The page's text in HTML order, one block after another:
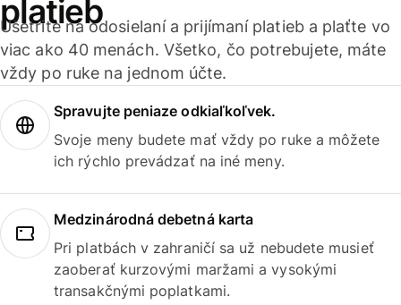
platieb
Ušetrite na odosielaní a prijímaní platieb a plaťte vo
viac ako 40 menách. Všetko, čo potrebujete, máte
vždy po ruke na jednom účte.
Spravujte peniaze odkiaľkoľvek.
Svoje meny budete mať vždy po ruke a môžete
ich rýchlo prevádzať na iné meny.
Medzinárodná debetná karta
Pri platbách v zahraničí sa už nebudete musieť
zaoberať kurzovými maržami a vysokými
transakčnými poplatkami.